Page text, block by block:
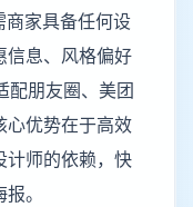
商家具备任何设
信息、风格偏好
配朋友圈、美团
心优势在于高效
计师的依赖，快
。